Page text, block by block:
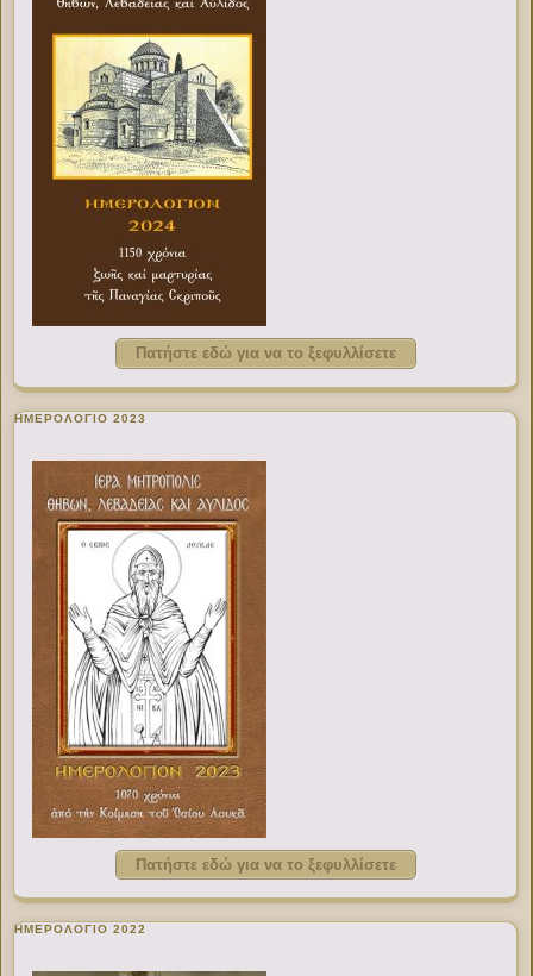
Πατήστε εδώ για να το ξεφυλλίσετε
ΗΜΕΡΟΛΟΓΙΟ 2023
Πατήστε εδώ για να το ξεφυλλίσετε
ΗΜΕΡΟΛΟΓΙΟ 2022